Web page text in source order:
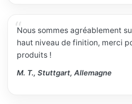
Nous sommes agréablement
haut niveau de finition, merci
produits !
M. T., Stuttgart, Allemagne